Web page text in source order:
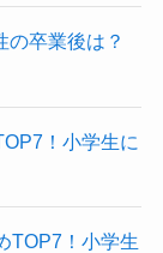
の卒業後は？
！小学生に
TOP7！小学生